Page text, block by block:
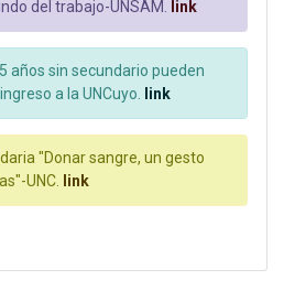
del trabajo-UNSAM. link
años sin secundario pueden
a la UNCuyo. link
"Donar sangre, un gesto
UNC. link